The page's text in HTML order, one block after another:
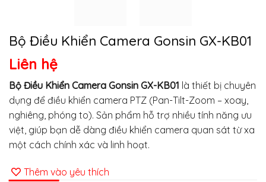
Bộ Điều Khiển Camera Gonsin GX-KB01
Liên hệ
Bộ Điều Khiển Camera Gonsin GX-KB01 là thiết bị chuyên
dụng để điều khiển camera PTZ (Pan-Tilt-Zoom – xoay,
nghiêng, phóng to). Sản phẩm hỗ trợ nhiều tính năng ưu
việt, giúp bạn dễ dàng điều khiển camera quan sát từ xa
một cách chính xác và linh hoạt.
Thêm vào yêu thích